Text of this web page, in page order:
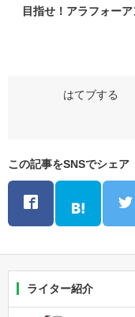
目指せ！アラフォー
この記事をSNSでシェア
ライター紹介